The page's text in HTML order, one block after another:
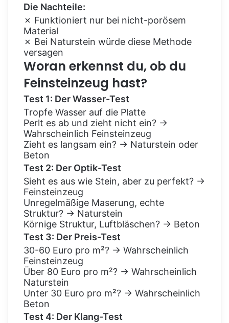
Die Nachteile:
✗ Funktioniert nur bei nicht-porösem
Material
✗ Bei Naturstein würde diese Methode
versagen
Woran erkennst du, ob du
Feinsteinzeug hast?
Test 1: Der Wasser-Test
Tropfe Wasser auf die Platte
Perlt es ab und zieht nicht ein? →
Wahrscheinlich Feinsteinzeug
Zieht es langsam ein? → Naturstein oder
Beton
Test 2: Der Optik-Test
Sieht es aus wie Stein, aber zu perfekt? →
Feinsteinzeug
Unregelmäßige Maserung, echte
Struktur? → Naturstein
Körnige Struktur, Luftbläschen? → Beton
Test 3: Der Preis-Test
30-60 Euro pro m²? → Wahrscheinlich
Feinsteinzeug
Über 80 Euro pro m²? → Wahrscheinlich
Naturstein
Unter 30 Euro pro m²? → Wahrscheinlich
Beton
Test 4: Der Klang-Test